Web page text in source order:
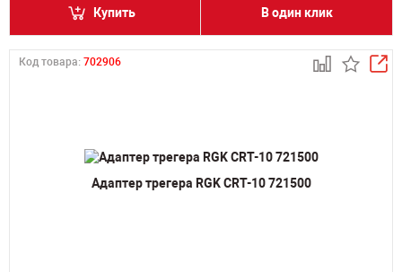
Купить В один клик
Код товара: 702906
Адаптер трегера RGK CRT-10 721500